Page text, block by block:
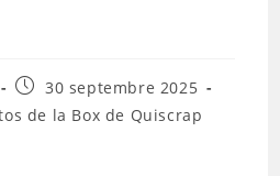
Publication
publiée :
30 septembre 2025
de la Box de Quiscrap